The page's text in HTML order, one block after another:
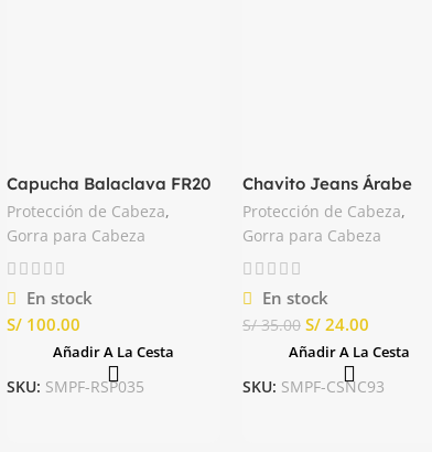
Capucha Balaclava FR20
Portwest
Protección de Cabeza,
Gorra para Cabeza
En stock
S/
Añadir A La Cesta
SKU: SMPF-RSP035
Chavito Jeans Árabe
para Soldador Nacional
Protección de Cabeza,
Gorra para Cabeza
En stock
S/35.00 S/24.00
Añadir A La Cesta
SKU: SMPF-CSNC93